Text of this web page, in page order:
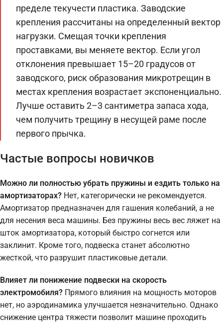
пределе текучести пластика. Заводские
крепления рассчитаны на определенный вектор
нагрузки. Смещая точки крепления
проставками, вы меняете вектор. Если угол
отклонения превышает 15–20 градусов от
заводского, риск образования микротрещин в
местах крепления возрастает экспоненциально.
Лучше оставить 2–3 сантиметра запаса хода,
чем получить трещину в несущей раме после
первого прычка.
Частые вопросы новичков
Можно ли полностью убрать пружины и ездить только на
амортизаторах? Нет, категорически не рекомендуется.
Амортизатор предназначен для гашения колебаний, а не
для несения веса машины. Без пружины весь вес ляжет на
шток амортизатора, который быстро согнется или
заклинит. Кроме того, подвеска станет абсолютно
жесткой, что разрушит пластиковые детали.
Влияет ли понижение подвески на скорость
электромобиля? Прямого влияния на мощность моторов
нет, но аэродинамика улучшается незначительно. Однако
снижение центра тяжести позволит машине проходить